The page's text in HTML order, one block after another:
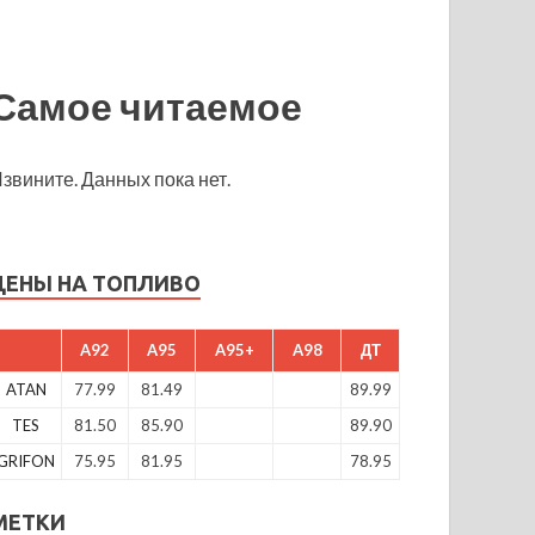
читаемое
Данных пока нет.
НА ТОПЛИВО
A92 A95 A95+ A98 ДТ
ATAN 77.99 81.49
89.99
TES
81.50 85.90
89.90
75.95 81.95 78.95